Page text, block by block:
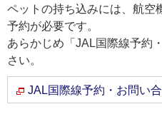
ペットの持ち込みには、航空
予約が必要です。
あらかじめ「JAL国際線予約
さい。
JAL国際線予約・お問い